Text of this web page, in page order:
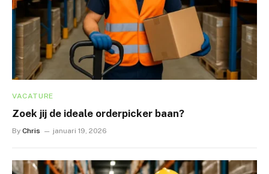
VACATURE
Zoek jij de ideale orderpicker baan?
By Chris januari 19, 2026